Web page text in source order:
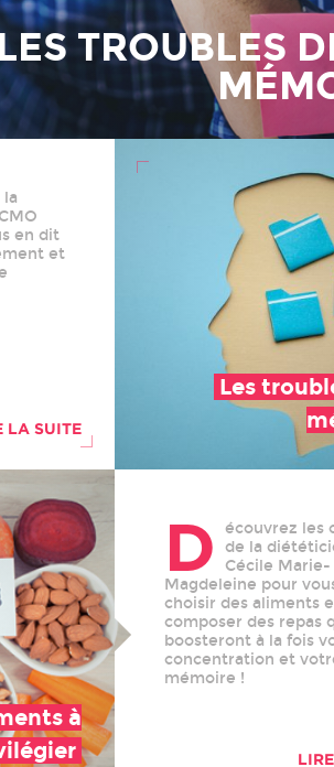
LES TROUBLES
la
en dit
et
LA SUITE
Les
à
D
écouvrez les
de la
Cécile Marie-
Magdeleine pour
choisir des aliments
composer des repas
boosteront à la fois
concentration et
mémoire !